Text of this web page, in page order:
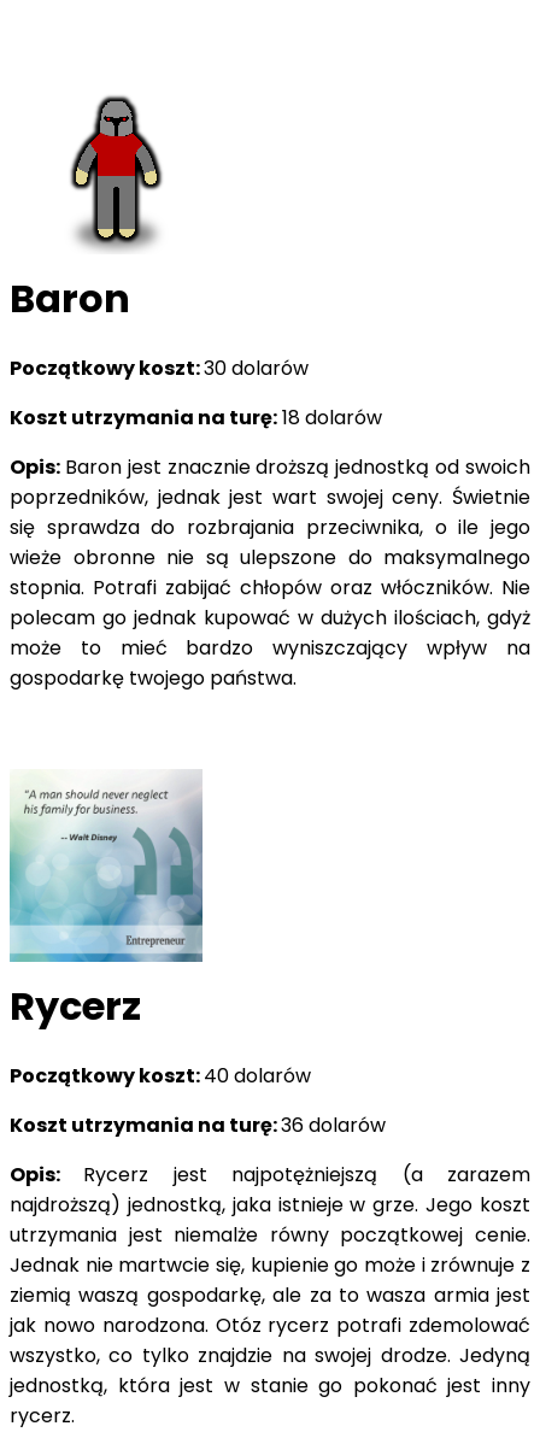
Baron
Początkowy koszt:30 dolarów
Koszt utrzymania na turę:18 dolarów
Opis: Baron jest znacznie droższą jednostką od swoich
poprzedników, jednak jest wart swojej ceny. Świetnie
się sprawdza do rozbrajania przeciwnika, o ile jego
wieże obronne nie są ulepszone do maksymalnego
stopnia. Potrafi zabijać chłopów oraz włóczników. Nie
polecam go jednak kupować w dużych ilościach, gdyż
może to mieć bardzo wyniszczający wpływ na
gospodarkę twojego państwa.
Rycerz
Początkowy koszt:40 dolarów
Koszt utrzymania na turę:36 dolarów
Opis: Rycerz jest najpotężniejszą (a zarazem
najdroższą) jednostką, jaka istnieje w grze. Jego koszt
utrzymania jest niemalże równy początkowej cenie.
Jednak nie martwcie się, kupienie go może i zrównuje z
ziemią waszą gospodarkę, ale za to wasza armia jest
jak nowo narodzona. Otóz rycerz potrafi zdemolować
wszystko, co tylko znajdzie na swojej drodze. Jedyną
jednostką, która jest w stanie go pokonać jest inny
rycerz.